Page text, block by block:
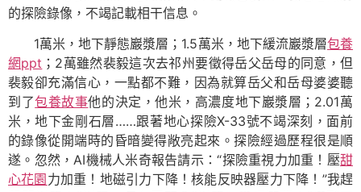
的探險錄像，不竭記載相干信息。
1萬米，地下靜態巖漿層；1.5萬米，地下緩流巖漿層包養
網ppt ；2萬雖然裴毅這次去祁州要徵得岳父岳母的同意，但
裴毅卻充滿信心，一點都不難，因為就算岳父和岳母婆婆聽
到了包養故事他的決定，他米，高濃度地下巖漿層；2.01萬
米，地下金剛石層……跟著地心探險X-33號不竭深刻，面前
的錄像從開端時的昏暗變得敞亮起來。探險經過歷程很是順
遂。忽然，AI機械人米奇報告請示：“探險重視力加重！壓甜
心花園力加重！地磁引力下降！核能反映器壓力下降！”我趕